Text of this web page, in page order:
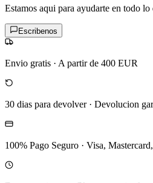
Estamos aqui para ayudarte en todo lo
Escribenos
Envio gratis · A partir de 400 EUR
30 dias para devolver· Devolucion
100% Pago Seguro · Visa,